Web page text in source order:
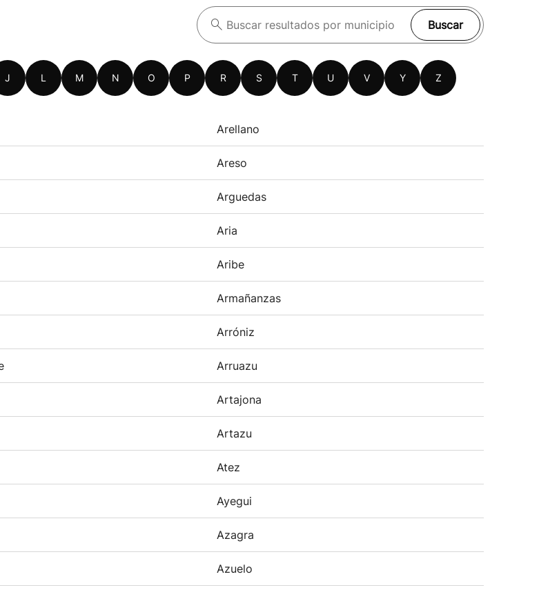
Buscar
J L M N O P R S T U V Y Z
Arellano
Areso
Arguedas
Aria
Aribe
Armañanzas
Arróniz
Arruazu
Artajona
Artazu
Atez
Ayegui
Azagra
Azuelo